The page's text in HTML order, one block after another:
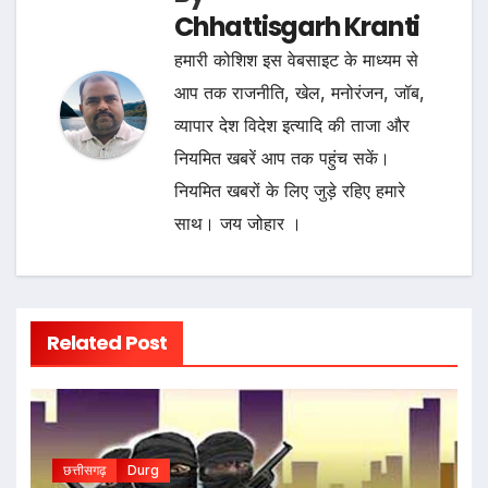
Chhattisgarh Kranti
हमारी कोशिश इस वेबसाइट के माध्यम से
आप तक राजनीति, खेल, मनोरंजन, जॉब,
व्यापार देश विदेश इत्यादि की ताजा और
नियमित खबरें आप तक पहुंच सकें।
नियमित खबरों के लिए जुड़े रहिए हमारे
साथ। जय जोहार ।
Related Post
छत्तीसगढ़ Durg